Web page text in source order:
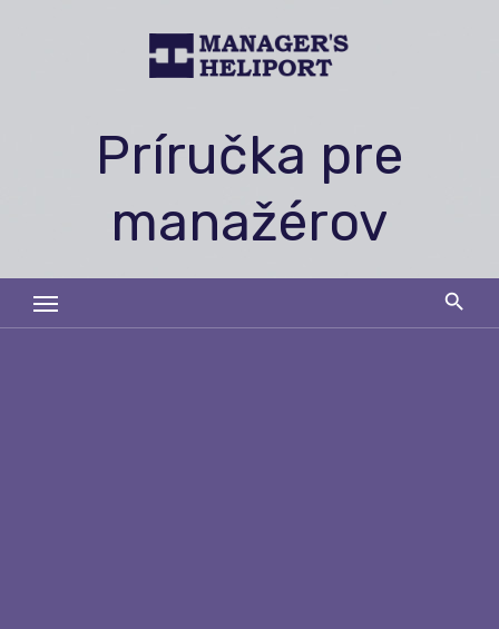
Príručka pre
manažérov